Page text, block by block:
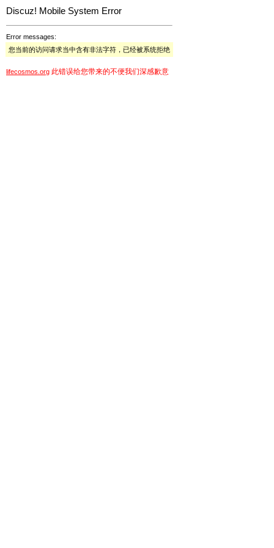
Discuz! Mobile System Error
Error messages:
您当前的访问请求当中含有非法字符，已经被系统拒绝
lifecosmos.org 此错误给您带来的不便我们深感歉意